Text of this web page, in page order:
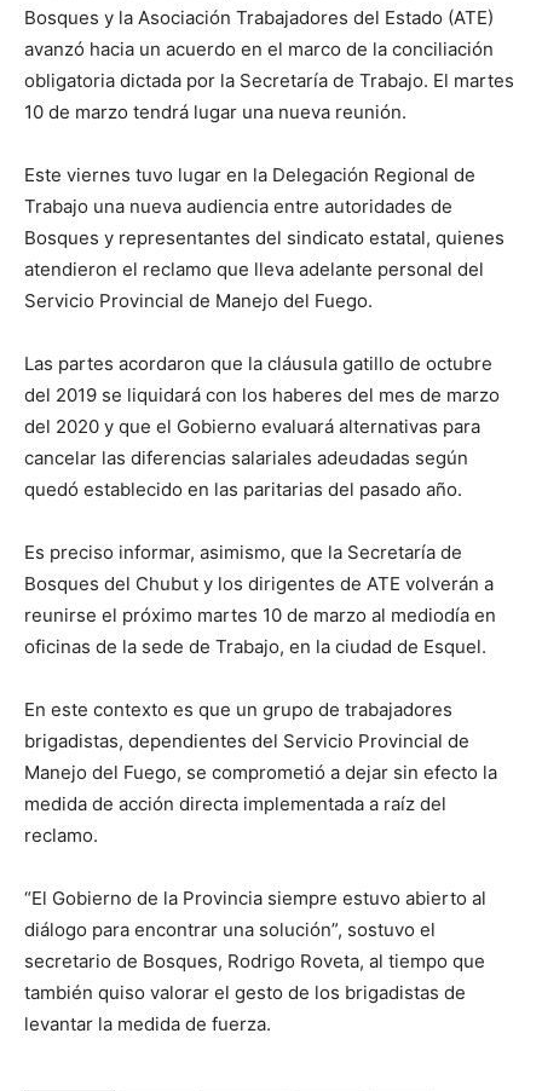
Bosques y la Asociación Trabajadores del Estado (ATE)
avanzó hacia un acuerdo en el marco de la conciliación
obligatoria dictada por la Secretaría de Trabajo. El martes
10 de marzo tendrá lugar una nueva reunión.
Este viernes tuvo lugar en la Delegación Regional de
Trabajo una nueva audiencia entre autoridades de
Bosques y representantes del sindicato estatal, quienes
atendieron el reclamo que lleva adelante personal del
Servicio Provincial de Manejo del Fuego.
Las partes acordaron que la cláusula gatillo de octubre
del 2019 se liquidará con los haberes del mes de marzo
del 2020 y que el Gobierno evaluará alternativas para
cancelar las diferencias salariales adeudadas según
quedó establecido en las paritarias del pasado año.
Es preciso informar, asimismo, que la Secretaría de
Bosques del Chubut y los dirigentes de ATE volverán a
reunirse el próximo martes 10 de marzo al mediodía en
oficinas de la sede de Trabajo, en la ciudad de Esquel.
En este contexto es que un grupo de trabajadores
brigadistas, dependientes del Servicio Provincial de
Manejo del Fuego, se comprometió a dejar sin efecto la
medida de acción directa implementada a raíz del
reclamo.
“El Gobierno de la Provincia siempre estuvo abierto al
diálogo para encontrar una solución”, sostuvo el
secretario de Bosques, Rodrigo Roveta, al tiempo que
también quiso valorar el gesto de los brigadistas de
levantar la medida de fuerza.